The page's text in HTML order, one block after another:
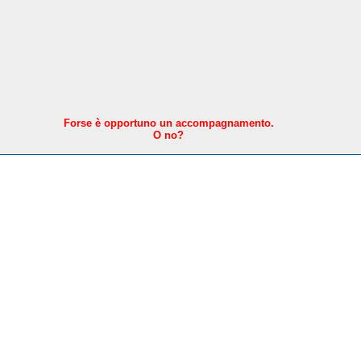
Forse è opportuno un accompagnamento.
O no?